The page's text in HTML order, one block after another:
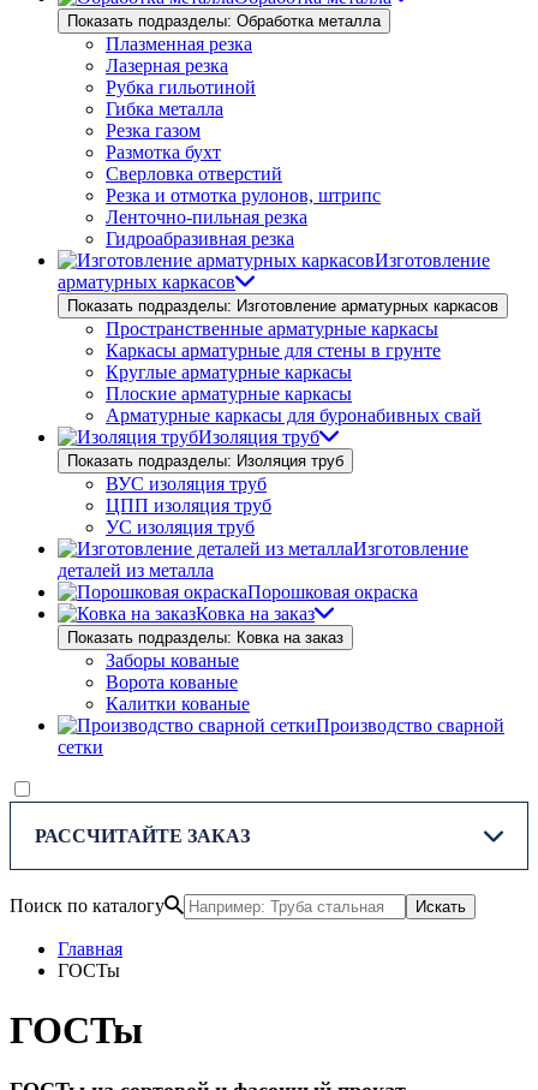
Показать подразделы: Обработка металла
Плазменная резка
Лазерная резка
Рубка гильотиной
Гибка металла
Резка газом
Размотка бухт
Сверловка отверстий
Резка и отмотка рулонов, штрипс
Ленточно-пильная резка
Гидроабразивная резка
Изготовление
арматурных каркасов
Показать подразделы: Изготовление арматурных каркасов
Пространственные арматурные каркасы
Каркасы арматурные для стены в грунте
Круглые арматурные каркасы
Плоские арматурные каркасы
Арматурные каркасы для буронабивных свай
Изоляция труб
Показать подразделы: Изоляция труб
ВУС изоляция труб
ЦПП изоляция труб
УС изоляция труб
Изготовление
деталей из металла
Порошковая окраска
Ковка на заказ
Показать подразделы: Ковка на заказ
Заборы кованые
Ворота кованые
Калитки кованые
Производство сварной
сетки
РАССЧИТАЙТЕ ЗАКАЗ
Поиск по каталогу Искать
Главная
ГОСТы
ГОСТы